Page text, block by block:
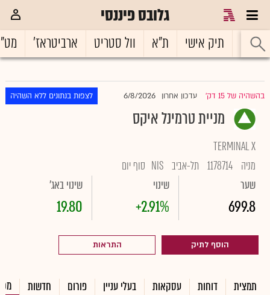
גלובס פיננסי
ראשי תיק אישי ת"א וול סטריט ארביטראז'
בהשהיה של 15 דק' עדכון אחרון 6/8/2026 לצפות בנתונים ללא השהיה
מניית טרמינל איקס
TERMINAL X
מניה 1178714 תל-אביב NIS סוף יום
שער
699.8
שינוי
+2.91%
שינוי באג'
19.80
הוסף לתיק התראות
תמצית דוחות עסקאות בעלי עניין פורום חדשות